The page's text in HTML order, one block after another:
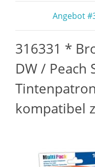
Angebot
316331 *
DW / Peach
kompatibel